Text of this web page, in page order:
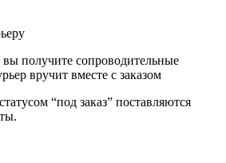
получите сопроводительные
вручит вместе с заказом
“под заказ” поставляются